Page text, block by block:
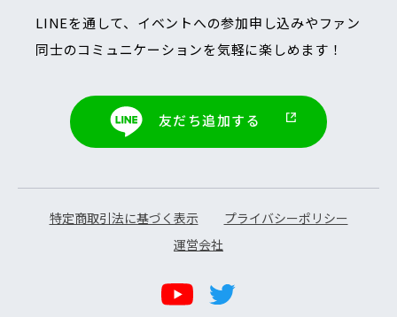
LINEを通して、イベントへの参加申し込みやファン
同士のコミュニケーションを気軽に楽しめます！
友だち追加する
特定商取引法に基づく表示
プライバシーポリシー
運営会社